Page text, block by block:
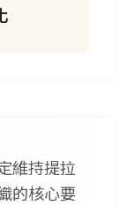
維持提拉
的核心要